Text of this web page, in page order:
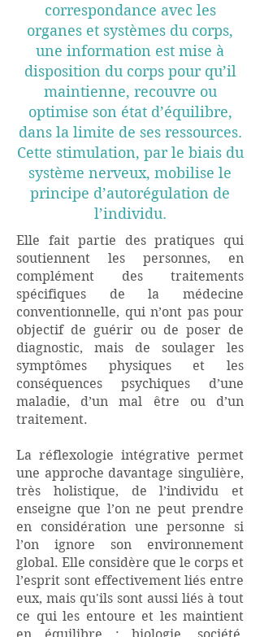
correspondance avec les
organes et systèmes du corps,
une information est mise à
disposition du corps pour qu’il
maintienne, recouvre ou
optimise son état d’équilibre,
dans la limite de ses ressources.
Cette stimulation, par le biais du
système nerveux, mobilise le
principe d’autorégulation de
l’individu.
Elle fait partie des pratiques qui
soutiennent les personnes, en
complément des traitements
spécifiques de la médecine
conventionnelle, qui n’ont pas pour
objectif de guérir ou de poser de
diagnostic, mais de soulager les
symptômes physiques et les
conséquences psychiques d’une
maladie, d’un mal être ou d’un
traitement.
La réflexologie intégrative permet
une approche davantage singulière,
très holistique, de l’individu et
enseigne que l’on ne peut prendre
en considération une personne si
l’on ignore son environnement
global. Elle considère que le corps et
l’esprit sont effectivement liés entre
eux, mais qu'ils sont aussi liés à tout
ce qui les entoure et les maintient